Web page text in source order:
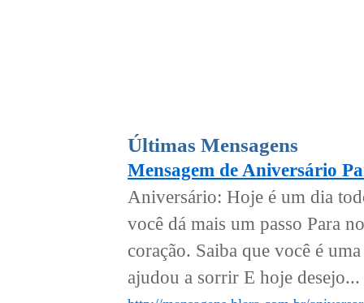
Últimas Mensagens
Mensagem de Aniversário
Aniversário: Hoje é um dia
você dá mais um passo Para
coração. Saiba que você é
ajudou a sorrir E hoje desejo...